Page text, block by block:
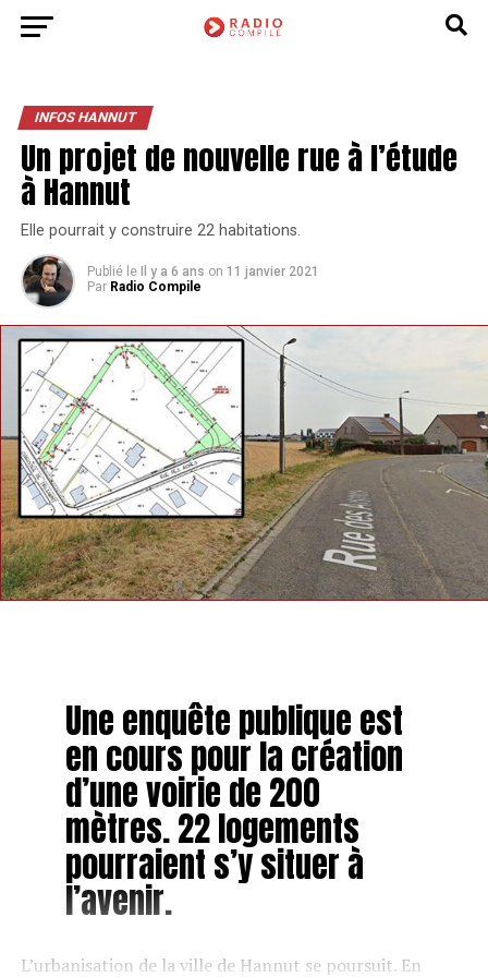
INFOS HANNUT
Un projet de nouvelle rue à l’étude
à Hannut
Elle pourrait y construire 22 habitations.
Publié le Il y a 6 ans on 11 janvier 2021
Par Radio Compile
Une enquête publique est
en cours pour la création
d’une voirie de 200
mètres. 22 logements
pourraient s’y situer à
l’avenir.
L’urbanisation de la ville de Hannut se poursuit. En